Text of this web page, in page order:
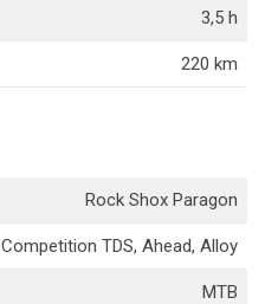
3,5 h
220 km
Rock Shox Paragon
Competition TDS, Ahead, Alloy
MTB